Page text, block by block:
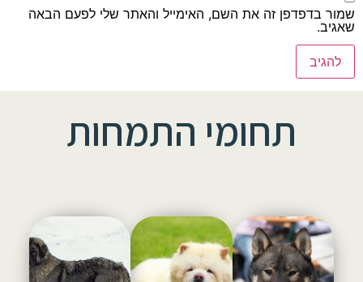
שמור בדפדפן זה את השם, האימייל והאתר שלי לפעם הבאה
שאגיב.
תחומי התמחות